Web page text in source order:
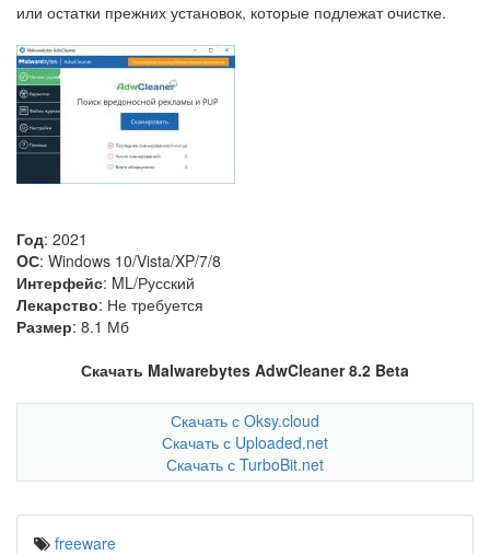
или остатки прежних установок, которые подлежат очистке.
Год: 2021
OС: Windows 10/Vista/XP/7/8
Интерфейс: ML/Русский
Лекарство: Не требуется
Размер: 8.1 Мб
Скачать Malwarebytes AdwCleaner 8.2 Beta
Скачать с Oksy.cloud
Скачать с Uploaded.net
Скачать с TurboBit.net
freeware